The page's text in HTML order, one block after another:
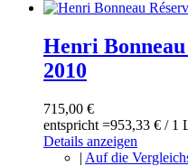
Henri Bonneau
2010
715,00 €
entspricht =953,33 € / 1
Details anzeigen
| Auf die